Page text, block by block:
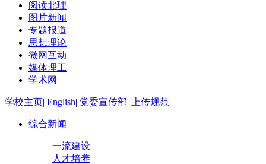
阅读北理
图片新闻
专题报道
思想理论
微网互动
媒体理工
学术网
学校主页| English| 党委宣传部| 上传规范
综合新闻
一流建设
人才培养